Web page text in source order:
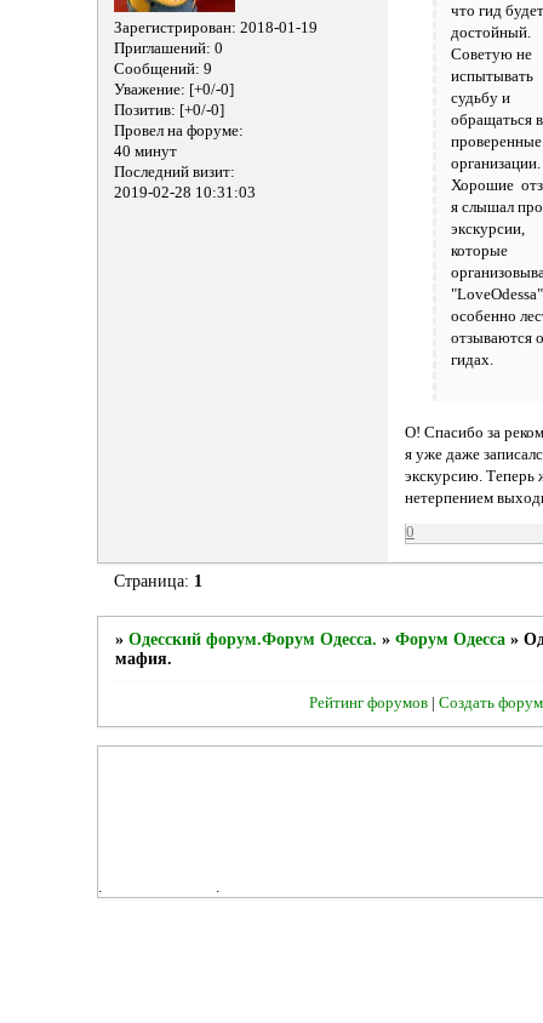
Зарегистрирован: 2018-01-19
Приглашений: 0
Сообщений: 9
Уважение: [+0/-0]
Позитив: [+0/-0]
Провел на форуме:
40 минут
Последний визит:
2019-02-28 10:31:03
что гид
достойный.
Советую не
испытывать
судьбу и
обращаться в
проверенные
организации.
Хорошие
я слышал про
экскурсии,
которые
особенно
отзываются
гидах.
О! Спасибо за
я уже даже
экскурсию. Теперь
нетерпением
0
Страница: 1
» Одесский форум.Форум Одесса. » Форум Одесса »
мафия.
Рейтинг форумов |Создать